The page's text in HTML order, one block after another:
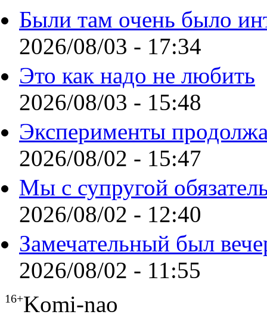
Были там очень было
2026/08/03 - 17:34
Это как надо не любить
2026/08/03 - 15:48
Эксперименты
2026/08/02 - 15:47
Мы с супругой
2026/08/02 - 12:40
Замечательный был
2026/08/02 - 11:55
16+Komi-nao